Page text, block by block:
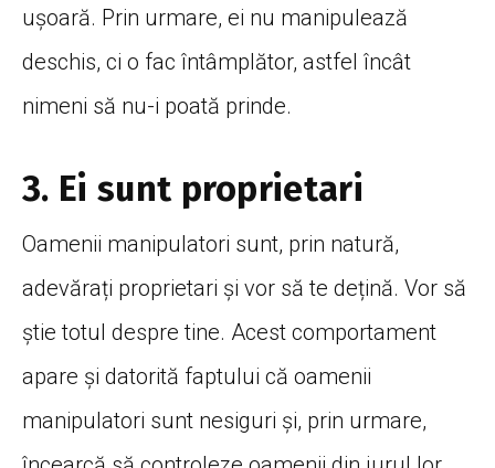
ușoară. Prin urmare, ei nu manipulează
deschis, ci o fac întâmplător, astfel încât
nimeni să nu-i poată prinde.
3. Ei sunt proprietari
Oamenii manipulatori sunt, prin natură,
adevărați proprietari și vor să te dețină. Vor să
știe totul despre tine. Acest comportament
apare și datorită faptului că oamenii
manipulatori sunt nesiguri și, prin urmare,